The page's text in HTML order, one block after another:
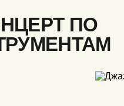
ПО